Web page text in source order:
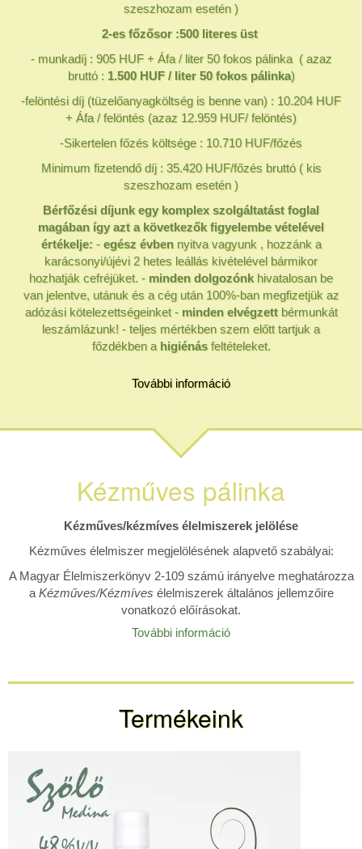
szeszhozam esetén )
2-es főzősor :500 literes üst
- munkadíj : 905 HUF + Áfa / liter 50 fokos pálinka ( azaz
bruttó : 1.500 HUF / liter 50 fokos pálinka)
-felöntési díj (tüzelőanyagköltség is benne van) : 10.204 HUF
+ Áfa / felöntés (azaz 12.959 HUF/ felöntés)
-Sikertelen főzés költsége : 10.710 HUF/főzés
Minimum fizetendő díj : 35.420 HUF/főzés bruttó ( kis
szeszhozam esetén )
Bérfőzési díjunk egy komplex szolgáltatást foglal
magában így azt a következők figyelembe vételével
értékelje:-egész évben nyitva vagyunk , hozzánk a
karácsonyi/újévi 2 hetes leállás kivételével bármikor
hozhatják cefréjüket. - minden dolgozónk hivatalosan be
van jelentve, utánuk és a cég után 100%-ban megfizetjük az
adózási kötelezettségeinket - minden elvégzett bérmunkát
leszámlázunk! - teljes mértékben szem előtt tartjuk a
főzdékben ahigiénásfeltételeket.
További információ
Kézműves pálinka
Kézműves/kézmíves élelmiszerek jelölése
Kézműves élelmiszer megjelölésének alapvető szabályai:
A Magyar Élelmiszerkönyv 2-109 számú irányelve meghatározza
a Kézműves/Kézmíves élelmiszerek általános jellemzőire
vonatkozó előírásokat.
További információ
Termékeink